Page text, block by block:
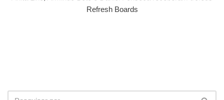
Refresh Boards